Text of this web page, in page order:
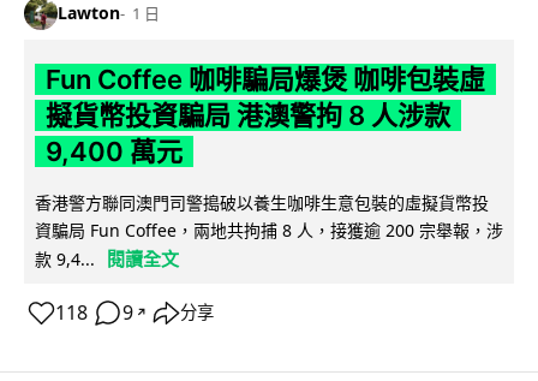
Lawton 1 日
Fun Coffee 咖啡騙局爆煲 咖啡包裝虛
擬貨幣投資騙局 港澳警拘 8 人涉款
9,400 萬元
香港警方聯同澳門司警搗破以養生咖啡生意包裝的虛擬貨幣投
資騙局 Fun Coffee，兩地共拘捕 8 人，接獲逾 200 宗舉報，涉
款 9,4...
閱讀全文
118 9 ↗ 分享